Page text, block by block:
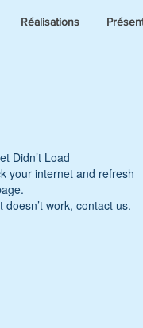
Réalisations
Didn’t Load
your internet and refresh
doesn’t work, contact us.